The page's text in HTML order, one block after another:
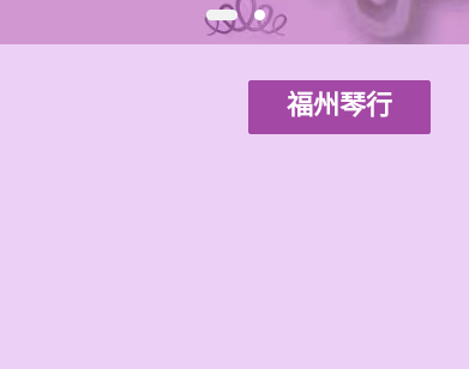
福州琴行